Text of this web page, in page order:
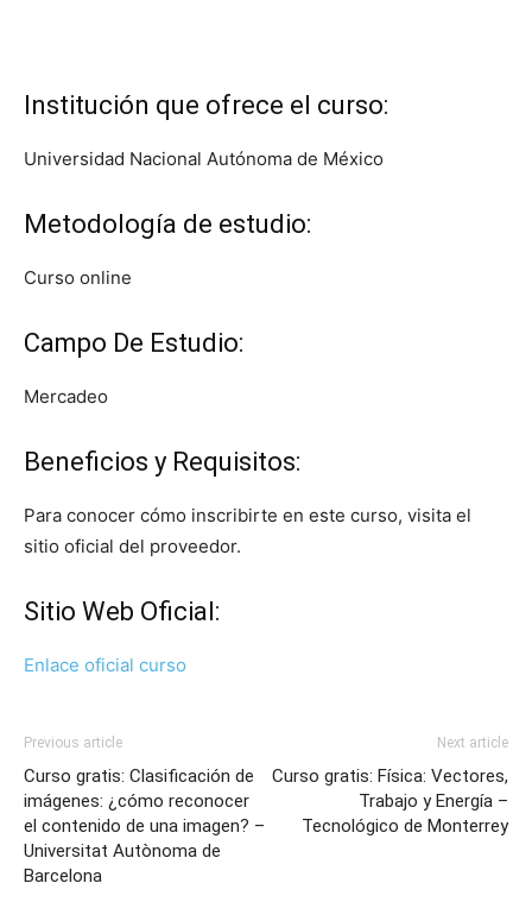
Institución que ofrece el curso:
Universidad Nacional Autónoma de México
Metodología de estudio:
Curso online
Campo De Estudio:
Mercadeo
Beneficios y Requisitos:
Para conocer cómo inscribirte en este curso, visita el
sitio oficial del proveedor.
Sitio Web Oficial:
Enlace oficial curso
Previous article
Curso gratis: Clasificación de
imágenes: ¿cómo reconocer
el contenido de una imagen? –
Universitat Autònoma de
Barcelona
Next article
Curso gratis: Física: Vectores,
Trabajo y Energía –
Tecnológico de Monterrey